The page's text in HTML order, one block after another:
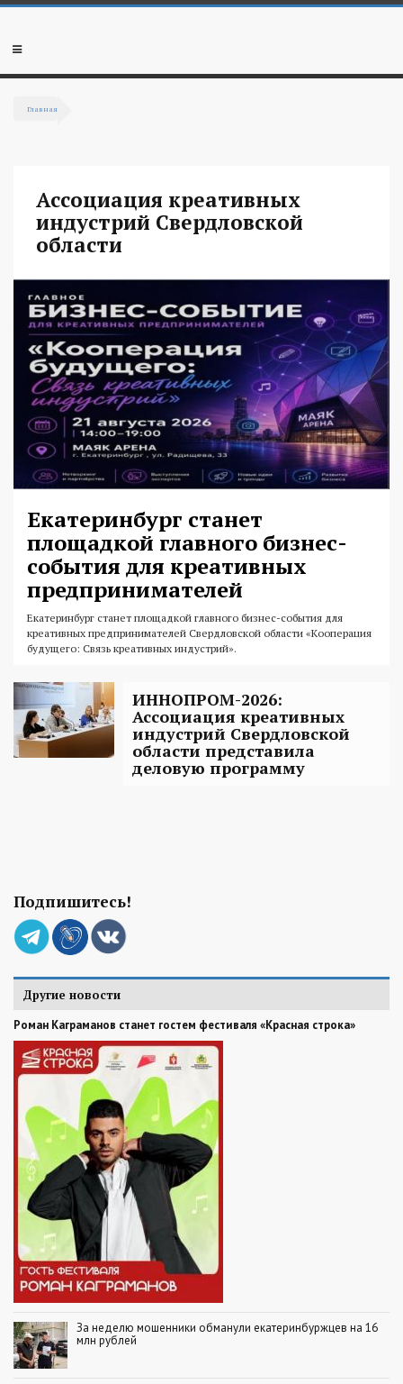
Перейти к основному содержанию
Мобильное
Главная
Ассоциация креативных
индустрий Свердловской
области
Екатеринбург станет
площадкой главного бизнес-
события для креативных
предпринимателей
Екатеринбург станет площадкой главного бизнес-события для
креативных предпринимателей Свердловской области «Кооперация
будущего: Связь креативных индустрий».
ИННОПРОМ-2026:
Ассоциация креативных
индустрий Свердловской
области представила
деловую программу
Подпишитесь!
Другие новости
Роман Каграманов станет гостем фестиваля «Красная строка»
За неделю мошенники обманули екатеринбуржцев на 16
млн рублей